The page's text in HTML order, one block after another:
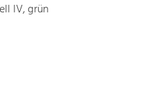
IV, grün